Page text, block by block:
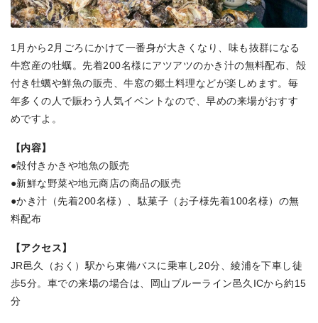
1月から2月ごろにかけて一番身が大きくなり、味も抜群になる
牛窓産の牡蠣。先着200名様にアツアツのかき汁の無料配布、殻
付き牡蠣や鮮魚の販売、牛窓の郷土料理などが楽しめます。毎
年多くの人で賑わう人気イベントなので、早めの来場がおすす
めですよ。
【内容】
●殻付きかきや地魚の販売
●新鮮な野菜や地元商店の商品の販売
●かき汁（先着200名様）、駄菓子（お子様先着100名様）の無
料配布
【アクセス】
JR邑久（おく）駅から東備バスに乗車し20分、綾浦を下車し徒
歩5分。車での来場の場合は、岡山ブルーライン邑久ICから約15
分